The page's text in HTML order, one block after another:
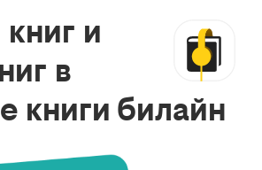
и
в
книги билайн